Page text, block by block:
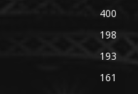
400
198
193
161